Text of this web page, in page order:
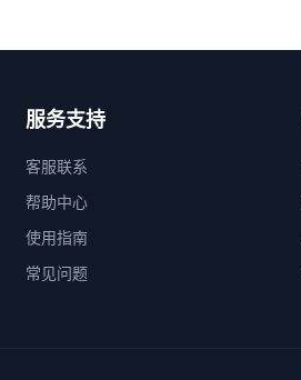
服务支持
客服联系
帮助中心
使用指南
常见问题